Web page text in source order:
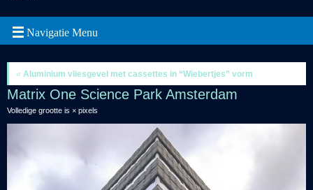
« Aluminium vliesgevel met cassettes in “Wiebertjes” vorm
Matrix One Science Park Amsterdam
Volledige grootte is × pixels